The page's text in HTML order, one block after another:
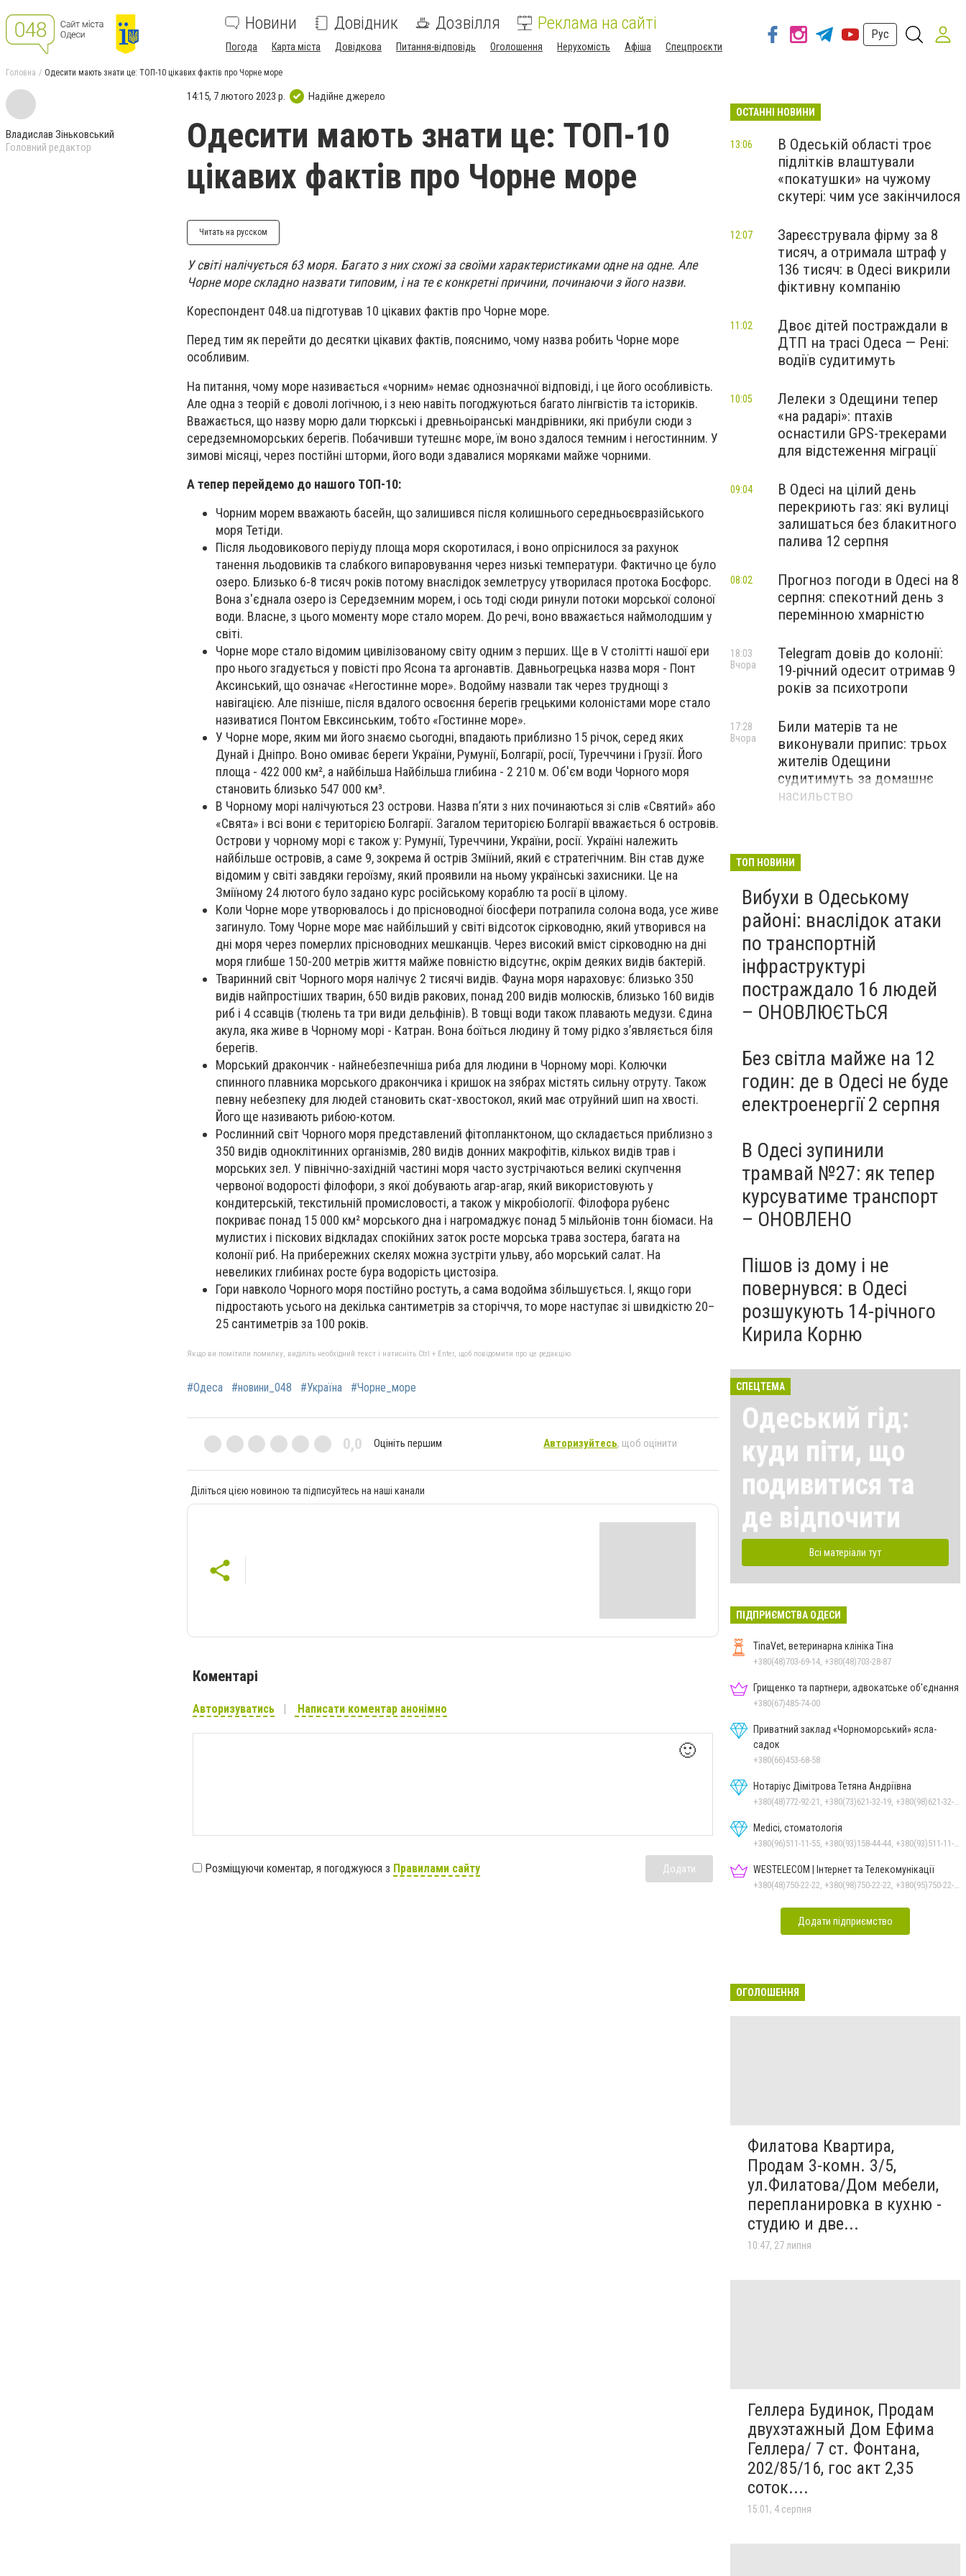
Новини Довідник Дозвілля Реклама на сайті
Погода Карта міста Довідкова Питання-відповідь Оголошення Нерухомість Афіша Спецпроєкти
Рус
Головна Одесити мають знати це: ТОП-10 цікавих фактів про Чорне море
Владислав Зіньковський
Головний редактор
14:15, 7 лютого 2023 р. Надійне джерело
Одесити мають знати це: ТОП-10
цікавих фактів про Чорне море
Читать на русском
У світі налічується 63 моря. Багато з них схожі за своїми характеристиками одне на одне. Але
Чорне море складно назвати типовим, і на те є конкретні причини, починаючи з його назви.
Кореспондент 048.ua підготував 10 цікавих фактів про Чорне море.
Перед тим як перейти до десятки цікавих фактів, пояснимо, чому назва робить Чорне море
особливим.
На питання, чому море називається «чорним» немає однозначної відповіді, і це його особливість.
Але одна з теорій є доволі логічною, і з нею навіть погоджуються багато лінгвістів та істориків.
Вважається, що назву морю дали тюркські і древньоіранські мандрівники, які прибули сюди з
середземноморських берегів. Побачивши тутешнє море, їм воно здалося темним і негостинним. У
зимові місяці, через постійні шторми, його води здавалися моряками майже чорними.
А тепер перейдемо до нашого ТОП-10:
Чорним морем вважають басейн, що залишився після колишнього середньоєвразійського
моря Тетіди.
Після льодовикового періуду площа моря скоротилася, і воно опріснилося за рахунок
танення льодовиків та слабкого випаровування через низькі температури. Фактично це було
озеро. Близько 6-8 тисяч років потому внаслідок землетрусу утворилася протока Босфорс.
Вона з'єднала озеро із Середземним морем, і ось тоді сюди ринули потоки морської солоної
води. Власне, з цього моменту море стало морем. До речі, воно вважається наймолодшим у
світі.
Чорне море стало відомим цивілізованому світу одним з перших. Ще в V столітті нашої ери
про нього згадується у повісті про Ясона та аргонавтів. Давньогрецька назва моря - Понт
Аксинський, що означає «Негостинне море». Водойму назвали так через труднощі з
навігацією. Але пізніше, після вдалого освоєння берегів грецькими колоністами море стало
називатися Понтом Евксинським, тобто «Гостинне море».
У Чорне море, яким ми його знаємо сьогодні, впадають приблизно 15 річок, серед яких
Дунай і Дніпро. Воно омиває береги України, Румунії, Болгарії, росії, Туреччини і Грузії. Його
площа - 422 000 км², а найбільша Найбільша глибина - 2 210 м. Об'єм води Чорного моря
становить близько 547 000 км³.
В Чорному морі налічуються 23 острови. Назва п’яти з них починаються зі слів «Святий» або
«Свята» і всі вони є територією Болгарії. Загалом територією Болгарії вважається 6 островів.
Острови у чорному морі є також у: Румунії, Туреччини, України, росії. Україні належить
найбільше островів, а саме 9, зокрема й острів Зміїний, який є стратегічним. Він став дуже
відомим у світі завдяки героїзму, який проявили на ньому українські захисники. Це на
Зміїному 24 лютого було задано курс російському кораблю та росії в цілому.
Коли Чорне море утворювалось і до прісноводної біосфери потрапила солона вода, усе живе
загинуло. Тому Чорне море має найбільший у світі відсоток сірководню, який утворився на
дні моря через померлих прісноводних мешканців. Через високий вміст сірководню на дні
моря глибше 150-200 метрів життя майже повністю відсутнє, окрім деяких видів бактерій.
Тваринний світ Чорного моря налічує 2 тисячі видів. Фауна моря нараховує: близько 350
видів найпростіших тварин, 650 видів ракових, понад 200 видів молюсків, близько 160 видів
риб і 4 ссавців (тюлень та три види дельфінів). В товщі води також плавають медузи. Єдина
акула, яка живе в Чорному морі - Катран. Вона боїться людину й тому рідко з’являється біля
берегів.
Морський дракончик - найнебезпечніша риба для людини в Чорному морі. Колючки
спинного плавника морського дракончика і кришок на зябрах містять сильну отруту. Також
певну небезпеку для людей становить скат-хвостокол, який має отруйний шип на хвості.
Його ще називають рибою-котом.
Рослинний світ Чорного моря представлений фітопланктоном, що складається приблизно з
350 видів одноклітинних організмів, 280 видів донних макрофітів, кількох видів трав і
морських зел. У північно-західній частині моря часто зустрічаються великі скупчення
червоної водорості філофори, з якої добувають агар-агар, який використовують у
кондитерській, текстильній промисловості, а також у мікробіології. Філофора рубенс
покриває понад 15 000 км² морського дна і нагромаджує понад 5 мільйонів тонн біомаси. На
мулистих і піскових відкладах спокійних заток росте морська трава зостера, багата на
колонії риб. На прибережних скелях можна зустріти ульву, або морський салат. На
невеликих глибинах росте бура водорість цистозіра.
Гори навколо Чорного моря постійно ростуть, а сама водойма збільшується. І, якщо гори
підростають усього на декілька сантиметрів за сторіччя, то море наступає зі швидкістю 20–
25 сантиметрів за 100 років.
Якщо ви помітили помилку, виділіть необхідний текст і натисніть Ctrl + Enter, щоб повідомити про це редакцію
#Одеса #новини_048 #Україна #Чорне_море
0,0 Оцініть першим Авторизуйтесь, щоб оцінити
Діліться цією новиною та підписуйтесь на наші канали
Коментарі
Авторизуватись Написати коментар анонімно
🙂
Розміщуючи коментар, я погоджуюся з Правилами сайту Додати
ОСТАННІ НОВИНИ
В Одеській області троє
підлітків влаштували
«покатушки» на чужому
скутері: чим усе закінчилося
13:06
Зареєструвала фірму за 8
тисяч, а отримала штраф у
136 тисяч: в Одесі викрили
фіктивну компанію
12:07
Двоє дітей постраждали в
ДТП на трасі Одеса — Рені:
водіїв судитимуть
11:02
Лелеки з Одещини тепер
«на радарі»: птахів
оснастили GPS-трекерами
для відстеження міграції
10:05
В Одесі на цілий день
перекриють газ: які вулиці
залишаться без блакитного
палива 12 серпня
09:04
Прогноз погоди в Одесі на 8
серпня: спекотний день з
перемінною хмарністю
08:02
Telegram довів до колонії:
19-річний одесит отримав 9
років за психотропи
18:03
Вчора
Били матерів та не
виконували припис: трьох
жителів Одещини
судитимуть за домашнє
насильство
17:28
Вчора
ТОП НОВИНИ
Вибухи в Одеському
районі: внаслідок атаки
по транспортній
інфраструктурі
постраждало 16 людей
– ОНОВЛЮЄТЬСЯ
Без світла майже на 12
годин: де в Одесі не буде
електроенергії 2 серпня
В Одесі зупинили
трамвай №27: як тепер
курсуватиме транспорт
– ОНОВЛЕНО
Пішов із дому і не
повернувся: в Одесі
розшукують 14-річного
Кирила Корню
СПЕЦТЕМА
Одеський гід:
куди піти, що
подивитися та
де відпочити
Всі матеріали тут
ПІДПРИЄМСТВА ОДЕСИ
TinaVet, ветеринарна клініка Тіна
+380(48)703-69-14, +380(48)703-28-87
Грищенко та партнери, адвокатське об'єднання
+380(67)485-74-00
Приватний заклад «Чорноморський» ясла-
садок
+380(66)453-68-58
Нотаріус Дімітрова Тетяна Андріївна
Medici, стоматологія
WESTELECOM | Інтернет та Телекомунікації
Додати підприємство
ОГОЛОШЕННЯ
Филатова Квартира,
Продам 3-комн. 3/5,
ул.Филатова/Дом мебели,
перепланировка в кухню -
студию и две...
10:47, 27 липня
Геллера Будинок, Продам
двухэтажный Дом Ефима
Геллера/ 7 ст. Фонтана,
202/85/16, гос акт 2,35
соток....
15:01, 4 серпня